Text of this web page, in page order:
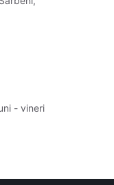
- vineri